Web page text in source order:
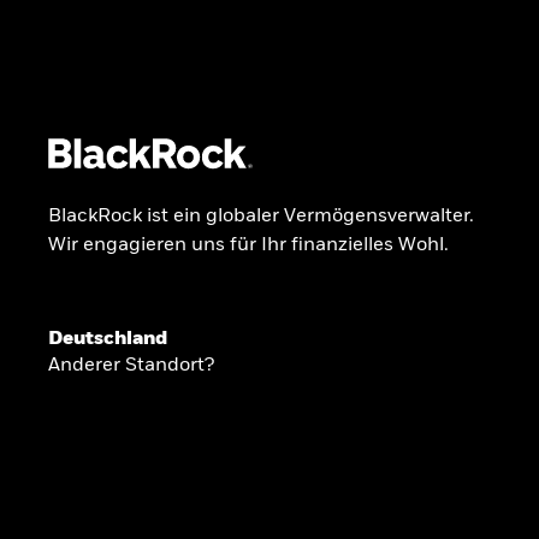
INSIDE THE MARKET
BlackRock ist ein globaler Vermögensverwalter.
Wir engagieren uns für Ihr finanzielles Wohl.
Deutschland
Anderer Standort?